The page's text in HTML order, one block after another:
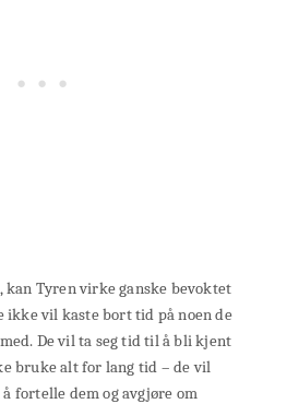
Tyren virke ganske bevoktet
ikke vil kaste bort tid på noen de
De vil ta seg tid til å bli kjent
bruke alt for lang tid – de vil
fortelle dem og avgjøre om